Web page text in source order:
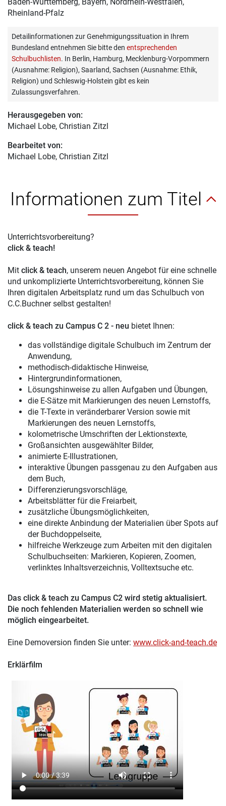
Rheinland-Pfalz
Detailinformationen zur Genehmigungssituation in Ihrem
Bundesland entnehmen Sie bitte den entsprechenden
Schulbuchlisten. In Berlin, Hamburg, Mecklenburg-Vorpommern
(Ausnahme: Religion), Saarland, Sachsen (Ausnahme: Ethik,
Religion) und Schleswig-Holstein gibt es kein
Zulassungsverfahren.
Herausgegeben von:
Michael Lobe, Christian Zitzl
Bearbeitet von:
Michael Lobe, Christian Zitzl
Informationen zum Titel
Unterrichtsvorbereitung?
click & teach!
Mit click & teach, unserem neuen Angebot für eine schnelle
und unkomplizierte Unterrichtsvorbereitung, können Sie
Ihren digitalen Arbeitsplatz rund um das Schulbuch von
C.C.Buchner selbst gestalten!
click & teach zu Campus C 2 - neu bietet Ihnen:
das vollständige digitale Schulbuch im Zentrum der
Anwendung,
methodisch-didaktische Hinweise,
Hintergrundinformationen,
Lösungshinweise zu allen Aufgaben und Übungen,
die E-Sätze mit Markierungen des neuen Lernstoffs,
die T-Texte in veränderbarer Version sowie mit
Markierungen des neuen Lernstoffs,
kolometrische Umschriften der Lektionstexte,
Großansichten ausgewählter Bilder,
animierte E-Illustrationen,
interaktive Übungen passgenau zu den Aufgaben aus
dem Buch,
Differenzierungsvorschläge,
Arbeitsblätter für die Freiarbeit,
zusätzliche Übungsmöglichkeiten,
eine direkte Anbindung der Materialien über Spots auf
der Buchdoppelseite,
hilfreiche Werkzeuge zum Arbeiten mit den digitalen
Schulbuchseiten: Markieren, Kopieren, Zoomen,
verlinktes Inhaltsverzeichnis, Volltextsuche etc.
Das click & teach zu Campus C2 wird stetig aktualisiert.
Die noch fehlenden Materialien werden so schnell wie
möglich eingearbeitet.
Eine Demoversion finden Sie unter: www.click-and-teach.de
Erklärfilm